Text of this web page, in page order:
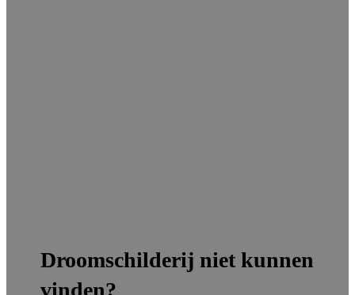
Droomschilderij niet kunnen
vinden?